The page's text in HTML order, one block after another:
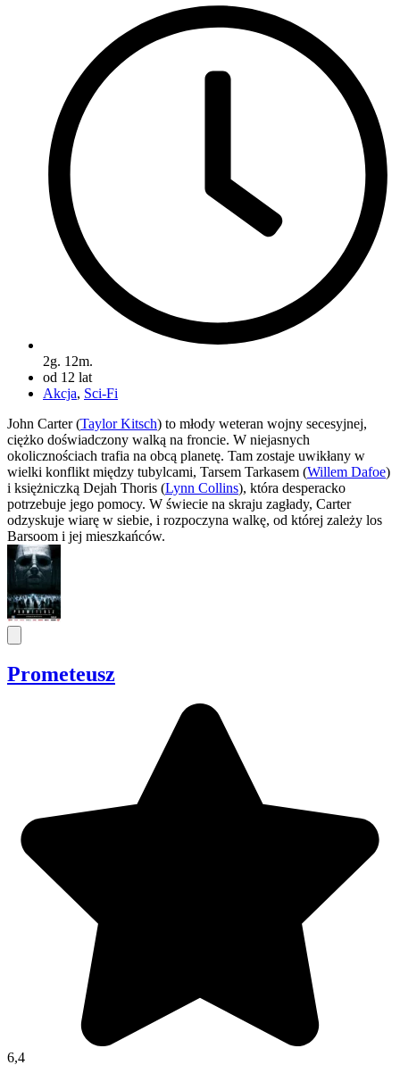
2g. 12m.
od 12 lat
Akcja, Sci-Fi
John Carter (Taylor Kitsch) to młody weteran wojny secesyjnej,
ciężko doświadczony walką na froncie. W niejasnych
okolicznościach trafia na obcą planetę. Tam zostaje uwikłany w
wielki konflikt między tubylcami, Tarsem Tarkasem (Willem Dafoe)
i księżniczką Dejah Thoris (Lynn Collins), która desperacko
potrzebuje jego pomocy. W świecie na skraju zagłady, Carter
odzyskuje wiarę w siebie, i rozpoczyna walkę, od której zależy los
Barsoom i jej mieszkańców.
Prometeusz
6,4